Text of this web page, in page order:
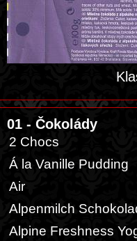
01 - Čokolády
2 Chocs
Á la Vanille Pudding
Air
Alpenmilch
Alpine Freshness